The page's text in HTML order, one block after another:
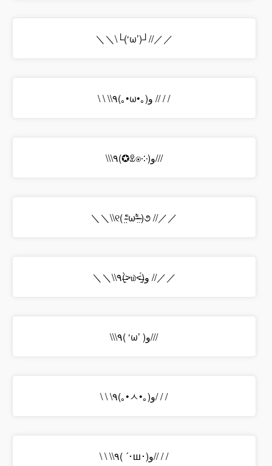
＼＼\└(‘ω’)┘//／／
\ \ \\٩(｡•ω•｡)و // / /
\\\٩(✪ꀾ⍟༶)و///
＼＼\\୧( ⁼̴̶̤̀ω⁼̴̶̤́ )૭ //／／
＼＼\\٩(˃̶͈̀௰˂̶͈́)و //／／
\\\٩( ‘ω’ )و///
\ \ \٩(｡•ㅅ•｡)و/ / /
\ \ \\٩( ´･ш･)و// / /